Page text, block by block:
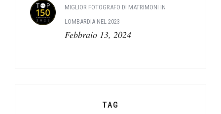
MIGLIOR FOTOGRAFO DI MATRIMONI IN
LOMBARDIA NEL 2023
Febbraio 13, 2024
TAG